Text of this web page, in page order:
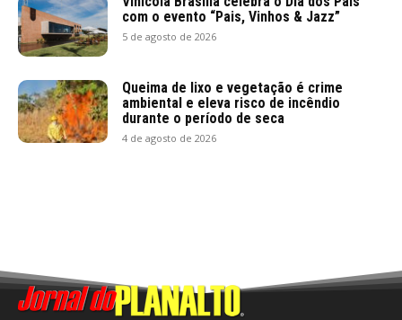
com o evento “Pais, Vinhos & Jazz”
5 de agosto de 2026
Queima de lixo e vegetação é crime
ambiental e eleva risco de incêndio
durante o período de seca
4 de agosto de 2026